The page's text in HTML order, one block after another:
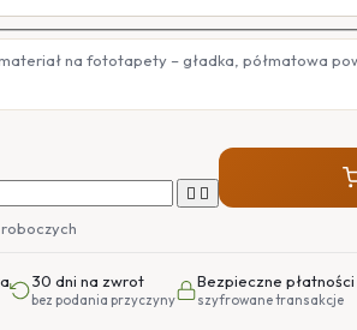
na fototapety – gładka, półmatowa
 
roboczych
30 dni na zwrot
bez podania przyczyny
Bezpieczne płatności
szyfrowane transakcje